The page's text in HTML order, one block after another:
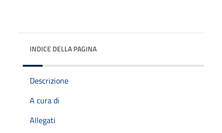
INDICE DELLA PAGINA
Descrizione
A cura di
Allegati